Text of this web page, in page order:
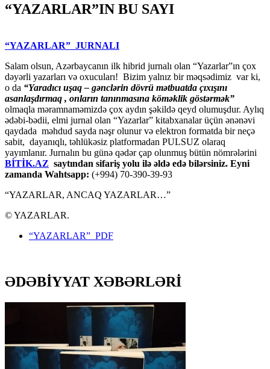
“YAZARLAR”IN BU SAYI
“YAZARLAR” JURNALI
Salam olsun, Azərbaycanın ilk hibrid jurnalı olan “Yazarlar”ın çox
dəyərli yazarları və oxucuları! Bizim yalnız bir məqsədimiz var ki,
o da “Yaradıcı uşaq – gәnclәrin dövrü mәtbuatda çıxışını
asanlaşdırmaq , onların tanınmasına kömәklik göstәrmәk”
olmaqla məramnaməmizdə çox aydın şəkildə qeyd olumuşdur. Aylıq
ədəbi-bədii, elmi jurnal olan “Yazarlar” kitabxanalar üçün ənənəvi
qaydada məhdud sayda nəşr olunur və elektron formatda bir neçə
sabit, dayanıqlı, təhlükəsiz platformadan PULSUZ olaraq
yayımlanır. Jurnalın bu günə qədər çap olunmuş bütün nömrələrini
BİTİK.AZ saytından sifariş yolu ilə əldə edə bilərsiniz. Eyni
zamanda Wahtsapp: (+994) 70-390-39-93
“YAZARLAR, ANCAQ YAZARLAR…”
© YAZARLAR.
“YAZARLAR” PDF
ƏDƏBİYYAT XƏBƏRLƏRİ